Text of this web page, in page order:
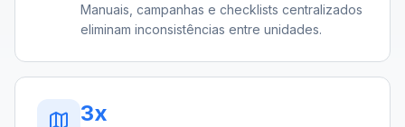
Manuais, campanhas e checklists centralizados
eliminam inconsistências entre unidades.
3x